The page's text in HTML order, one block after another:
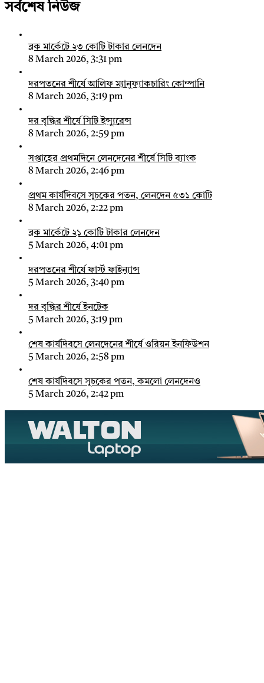
সর্বশেষ নিউজ
ব্লক মার্কেটে ২৩ কোটি টাকার লেনদেন
8 March 2026, 3:31 pm
দরপতনের শীর্ষে আলিফ ম্যানুফ্যাকচারিং কোম্পানি
8 March 2026, 3:19 pm
দর বৃদ্ধির শীর্ষে সিটি ইন্স্যুরেন্স
8 March 2026, 2:59 pm
সপ্তাহের প্রথমদিনে লেনদেনের শীর্ষে সিটি ব্যাংক
8 March 2026, 2:46 pm
প্রথম কার্যদিবসে সূচকের পতন, লেনদেন ৫৩১ কোটি
8 March 2026, 2:22 pm
ব্লক মার্কেটে ২১ কোটি টাকার লেনদেন
5 March 2026, 4:01 pm
দরপতনের শীর্ষে ফার্স্ট ফাইন্যান্স
5 March 2026, 3:40 pm
দর বৃদ্ধির শীর্ষে ইনটেক
5 March 2026, 3:19 pm
শেষ কার্যদিবসে লেনদেনের শীর্ষে ওরিয়ন ইনফিউশন
5 March 2026, 2:58 pm
শেষ কার্যদিবসে সূচকের পতন, কমলো লেনদেনও
5 March 2026, 2:42 pm